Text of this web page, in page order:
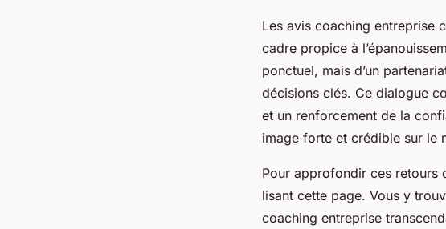
Les avis coaching entreprise
cadre propice à
ponctuel, mais d’un
décisions clés. Ce dialogue
et un renforcement de la
image forte et crédible sur le
Pour approfondir ces retours
lisant cette page. Vous y
coaching entreprise